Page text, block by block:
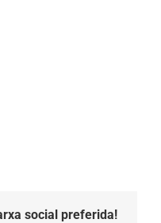
social preferida!